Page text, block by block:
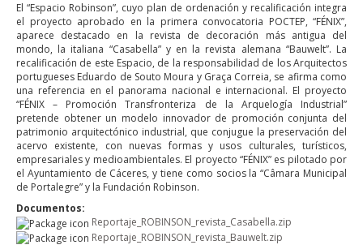
Documents
Links
El “Espacio Robinson”, cuyo plan de ordenación y recalificación integra
el proyecto aprobado en la primera convocatoria POCTEP, “FÉNIX”,
aparece destacado en la revista de decoración más antigua del
mondo, la italiana “Casabella” y en la revista alemana “Bauwelt”. La
recalificación de este Espacio, de la responsabilidad de los Arquitectos
portugueses Eduardo de Souto Moura y Graça Correia, se afirma como
una referencia en el panorama nacional e internacional. El proyecto
“FÉNIX – Promoción Transfronteriza de la Arquelogía Industrial”
pretende obtener un modelo innovador de promoción conjunta del
patrimonio arquitectónico industrial, que conjugue la preservación del
acervo existente, con nuevas formas y usos culturales, turísticos,
empresariales y medioambientales. El proyecto “FÉNIX” es pilotado por
el Ayuntamiento de Cáceres, y tiene como socios la “Câmara Municipal
de Portalegre” y la Fundación Robinson.
Documentos:
Reportaje_ROBINSON_revista_Casabella.zip
Reportaje_ROBINSON_revista_Bauwelt.zip